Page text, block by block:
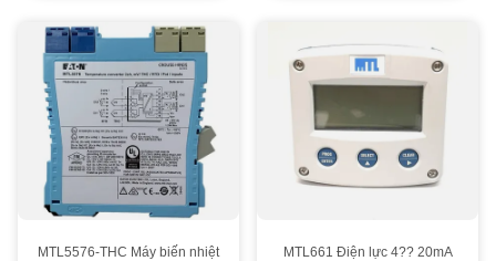
MTL5576-THC Máy biến nhiệt
MTL661 Điện lực 4?? 20mA